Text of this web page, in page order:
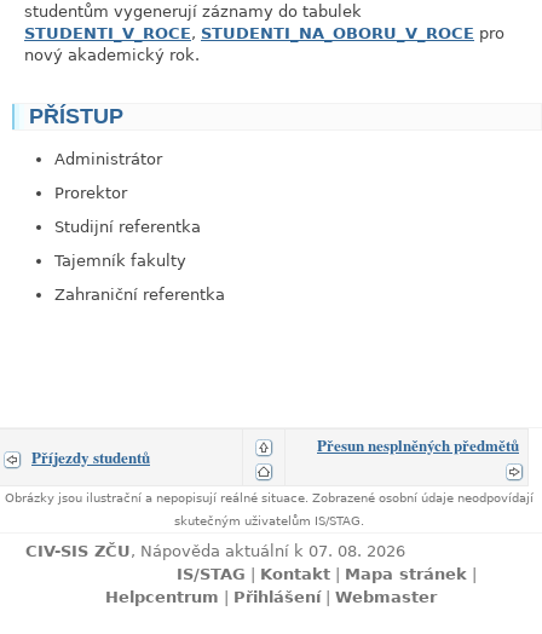
studentům vygenerují záznamy do tabulek
STUDENTI_V_ROCE, STUDENTI_NA_OBORU_V_ROCE pro
nový akademický rok.
PŘÍSTUP
Administrátor
Prorektor
Studijní referentka
Tajemník fakulty
Zahraniční referentka
Příjezdy studentů
Přesun nesplněných předmětů
Obrázky jsou ilustrační a nepopisují reálné situace. Zobrazené osobní údaje neodpovídají
skutečným uživatelům IS/STAG.
CIV-SIS ZČU, Nápověda aktuální k 07. 08. 2026
IS/STAG
Kontakt Mapa stránek
Helpcentrum
Přihlášení| Webmaster